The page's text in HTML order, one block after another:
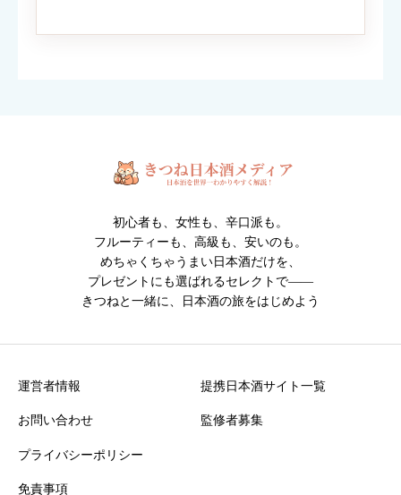
・投稿内容は運営確認後に公開されます
初心者も、女性も、辛口派も。
フルーティーも、高級も、安いのも。
めちゃくちゃうまい日本酒だけを、
プレゼントにも選ばれるセレクトで――
きつねと一緒に、日本酒の旅をはじめよう
運営者情報
お問い合わせ
プライバシーポリシー
免責事項
提携日本酒サイト一覧
監修者募集